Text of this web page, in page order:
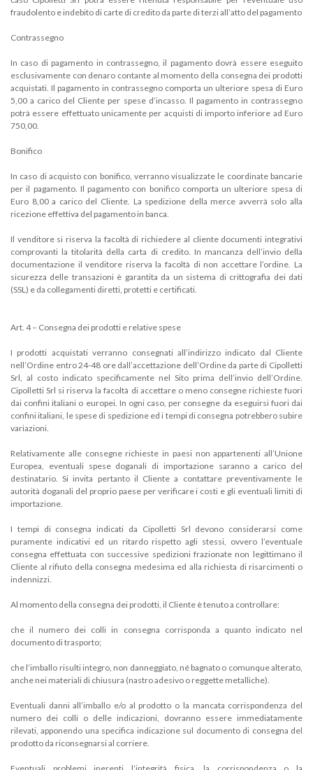
fraudolento e indebito di carte di credito da parte di terzi all’atto del pagamento
Contrassegno
In caso di pagamento in contrassegno, il pagamento dovrà essere eseguito
esclusivamente con denaro contante al momento della consegna dei prodotti
acquistati. Il pagamento in contrassegno comporta un ulteriore spesa di Euro
5,00 a carico del Cliente per spese d’incasso. Il pagamento in contrassegno
potrà essere effettuato unicamente per acquisti di importo inferiore ad Euro
750,00.
Bonifico
In caso di acquisto con bonifico, verranno visualizzate le coordinate bancarie
per il pagamento. Il pagamento con bonifico comporta un ulteriore spesa di
Euro 8,00 a carico del Cliente. La spedizione della merce avverrà solo alla
ricezione effettiva del pagamento in banca.
Il venditore si riserva la facoltà di richiedere al cliente documenti integrativi
comprovanti la titolarità della carta di credito. In mancanza dell’invio della
documentazione il venditore riserva la facoltà di non accettare l’ordine. La
sicurezza delle transazioni è garantita da un sistema di crittografia dei dati
(SSL) e da collegamenti diretti, protetti e certificati.
Art. 4 – Consegna dei prodotti e relative spese
I prodotti acquistati verranno consegnati all’indirizzo indicato dal Cliente
nell’Ordine entro 24-48 ore dall’accettazione dell’Ordine da parte di Cipolletti
Srl, al costo indicato specificamente nel Sito prima dell’invio dell’Ordine.
Cipolletti Srl si riserva la facoltà di accettare o meno consegne richieste fuori
dai confini italiani o europei. In ogni caso, per consegne da eseguirsi fuori dai
confini italiani, le spese di spedizione ed i tempi di consegna potrebbero subire
variazioni.
Relativamente alle consegne richieste in paesi non appartenenti all’Unione
Europea, eventuali spese doganali di importazione saranno a carico del
destinatario. Si invita pertanto il Cliente a contattare preventivamente le
autorità doganali del proprio paese per verificare i costi e gli eventuali limiti di
importazione.
I tempi di consegna indicati da Cipolletti Srl devono considerarsi come
puramente indicativi ed un ritardo rispetto agli stessi, ovvero l’eventuale
consegna effettuata con successive spedizioni frazionate non legittimano il
Cliente al rifiuto della consegna medesima ed alla richiesta di risarcimenti o
indennizzi.
Al momento della consegna dei prodotti, il Cliente è tenuto a controllare:
che il numero dei colli in consegna corrisponda a quanto indicato nel
documento di trasporto;
che l’imballo risulti integro, non danneggiato, né bagnato o comunque alterato,
anche nei materiali di chiusura (nastro adesivo o reggette metalliche).
Eventuali danni all’imballo e/o al prodotto o la mancata corrispondenza del
numero dei colli o delle indicazioni, dovranno essere immediatamente
rilevati, apponendo una specifica indicazione sul documento di consegna del
prodotto da riconsegnarsi al corriere.